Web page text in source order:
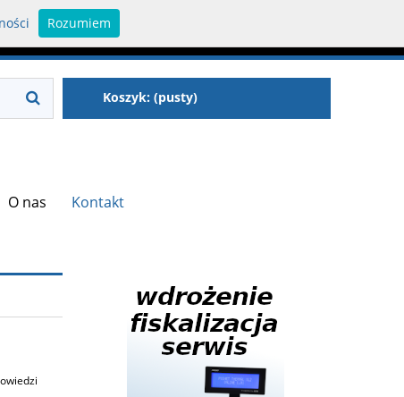
Zarejestruj się
Koszyk: (pusty)
O nas Kontakt
Rozumiem